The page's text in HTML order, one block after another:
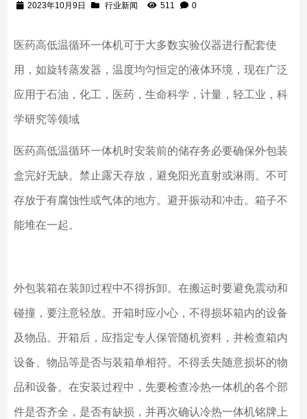
2023年10月9日 行业新闻 511 0
医药高低温循环一体机可于大多数实验仪器进行配套使
用，如旋转蒸发器，温度均匀恒定的液体环境，现在广泛
应用于石油，化工，医药，生命科学，计量，轻工业，科
学研究等领域
医药高低温循环一体机时安装前的储存务必要确保外包装
盒完好无缺。禁止露天存放，避免阳光直射或淋雨。不可
存放于有腐蚀性或气体的地方。避开振动和冲击。箱子不
能堆在一起。
外包装箱在装卸过程中不得拆卸。在搬运时要避免震动和
碰撞，要注意轻放。开箱时应小心，不得损坏箱内的设备
及物品。开箱后，应指定专人保管随机资料，并检查箱内
设备、物品等是否与装箱单相符。不得丢失随意损坏的物
品和设备。在安装过程中，先要检查冷热一体机的各个部
件是否齐全，是否有缺损，并再次确认冷热一体机铭牌上